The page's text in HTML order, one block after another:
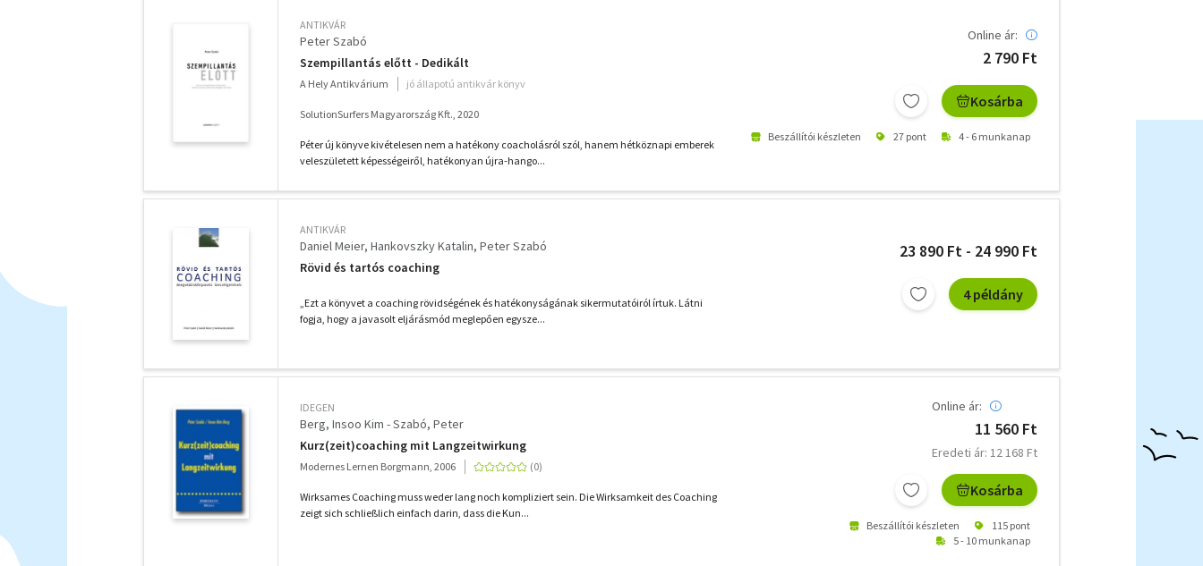
ANTIKVÁR
Peter Szabó
Szempillantás előtt - Dedikált
A Hely Antikvárium jó állapotú antikvár könyv
SolutionSurfers Magyarország Kft., 2020
Péter új könyve kivételesen nem a hatékony coacholásról szól, hanem hétköznapi emberek
veleszületett képességeiről, hatékonyan újra-hango...
Online ár:
2 790 Ft
Kosárba
Beszállítói készleten 27 pont 4 - 6 munkanap
ANTIKVÁR
Daniel Meier Hankovszky Katalin Peter Szabó
Rövid és tartós coaching
„Ezt a könyvet a coaching rövidségének és hatékonyságának sikermutatóiról írtuk. Látni
fogja, hogy a javasolt eljárásmód meglepően egysze...
23 890 Ft - 24 990 Ft
4 példány
IDEGEN
Berg, Insoo Kim - Szabó, Peter
Kurz(zeit)coaching mit Langzeitwirkung
Modernes Lernen Borgmann, 2006
Wirksames Coaching muss weder lang noch kompliziert sein. Die Wirksamkeit des Coaching
zeigt sich schließlich einfach darin, dass die Kun...
Online ár:
11 560 Ft
Eredeti ár: 12 168 Ft
Kosárba
Beszállítói készleten
115 pont
5 - 10 munkanap